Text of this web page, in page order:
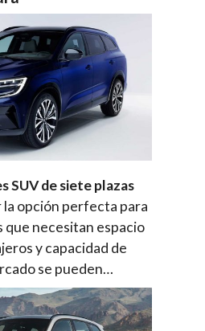
SUV de siete plazas
la opción perfecta para
que necesitan espacio
y capacidad de
se pueden…